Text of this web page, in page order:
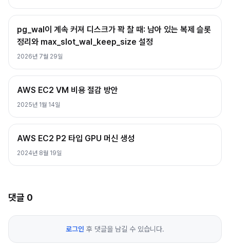
pg_wal이 계속 커져 디스크가 꽉 찰 때: 남아 있는 복제 슬롯
정리와 max_slot_wal_keep_size 설정
2026년 7월 29일
AWS EC2 VM 비용 절감 방안
2025년 1월 14일
AWS EC2 P2 타입 GPU 머신 생성
2024년 8월 19일
댓글 0
로그인 후 댓글을 남길 수 있습니다.